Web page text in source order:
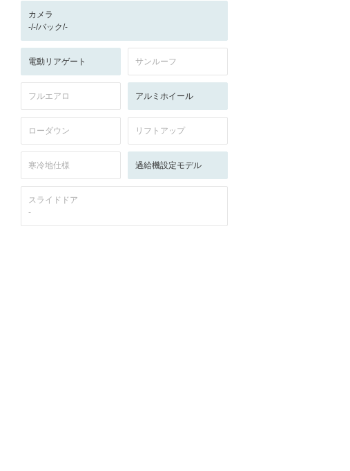
カメラ
-/-/バック/-
電動リアゲート サンルーフ
フルエアロ アルミホイール
ローダウン リフトアップ
寒冷地仕様 過給機設定モデル
スライドドア
-